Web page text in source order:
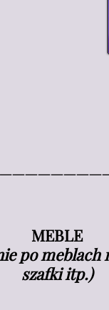
MEBLE
po meblach
szafki itp.)